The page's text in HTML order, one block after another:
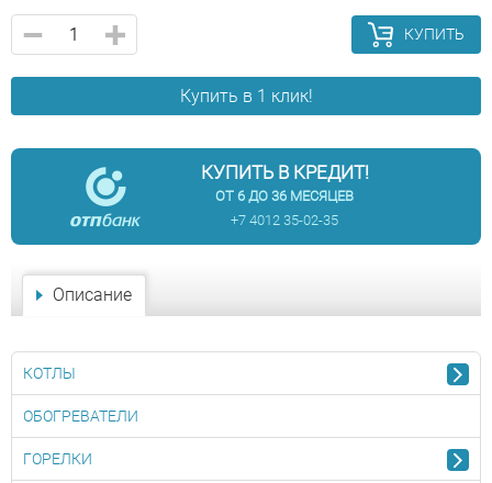
КУПИТЬ
Купить в 1 клик!
КУПИТЬ В КРЕДИТ!
ОТ 6 ДО 36 МЕСЯЦЕВ
+7 4012 35-02-35
Описание
КОТЛЫ
ОБОГРЕВАТЕЛИ
ГОРЕЛКИ